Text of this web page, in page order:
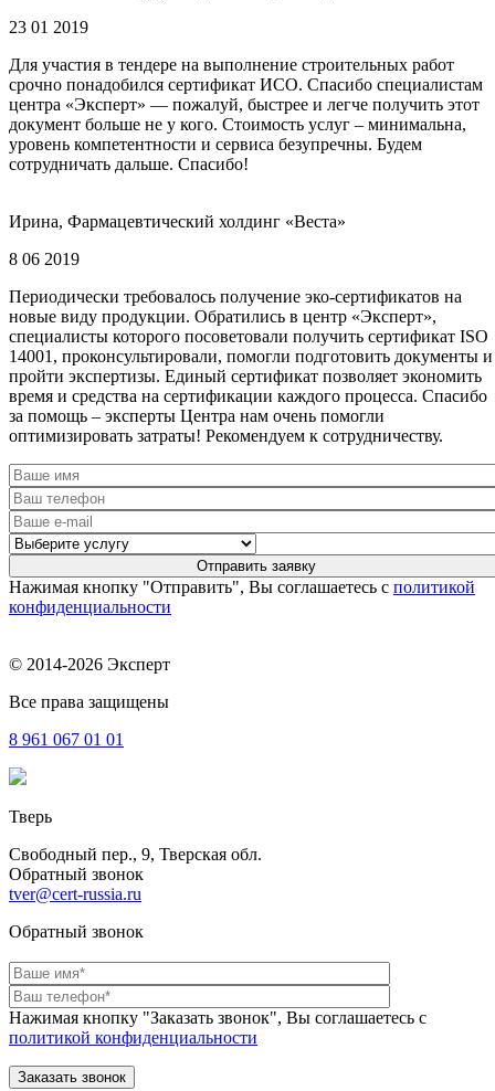
23 01 2019
Для участия в тендере на выполнение строительных работ
срочно понадобился сертификат ИСО. Спасибо специалистам
центра «Эксперт» — пожалуй, быстрее и легче получить этот
документ больше не у кого. Стоимость услуг – минимальна,
уровень компетентности и сервиса безупречны. Будем
сотрудничать дальше. Спасибо!
Ирина, Фармацевтический холдинг «Веста»
8 06 2019
Периодически требовалось получение эко-сертификатов на
новые виду продукции. Обратились в центр «Эксперт»,
специалисты которого посоветовали получить сертификат ISO
14001, проконсультировали, помогли подготовить документы и
пройти экспертизы. Единый сертификат позволяет экономить
время и средства на сертификации каждого процесса. Спасибо
за помощь – эксперты Центра нам очень помогли
оптимизировать затраты! Рекомендуем к сотрудничеству.
Нажимая кнопку "Отправить", Вы соглашаетесь с политикой
конфиденциальности
© 2014-2026 Эксперт
Все права защищены
8 961 067 01 01
Тверь
Свободный пер., 9, Тверская обл.
Обратный звонок
tver@cert-russia.ru
Обратный звонок
Нажимая кнопку "Заказать звонок", Вы соглашаетесь с
политикой конфиденциальности